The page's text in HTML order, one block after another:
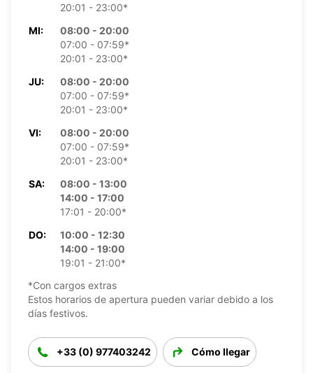
20:01 - 23:00*
MI:
08:00 - 20:00
07:00 - 07:59*
20:01 - 23:00*
JU:
08:00 - 20:00
07:00 - 07:59*
20:01 - 23:00*
VI:
08:00 - 20:00
07:00 - 07:59*
20:01 - 23:00*
SA:
08:00 - 13:00
14:00 - 17:00
17:01 - 20:00*
DO:
10:00 - 12:30
14:00 - 19:00
19:01 - 21:00*
*Con cargos extras
Estos horarios de apertura pueden variar debido a los
días festivos.
+33 (0) 977403242 Cómo llegar